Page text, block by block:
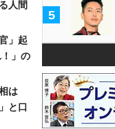
人間
」起
」の
は
と口
5